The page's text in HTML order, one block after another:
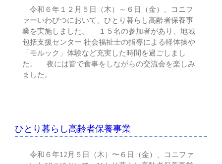
令和６年１２月５日（木）～６日（金）、コニフ
ァーいわびつにおいて、ひとり暮らし高齢者保養事
業を実施しました。 １５名の参加者があり、地域
包括支援センター 社会福祉士の指導による軽体操や
「モルック」体験など充実した時間を過ごしまし
た。 夜には皆で食事をしながらの交流会を楽しみ
ました。
ひとり暮らし高齢者保養事業
令和６年12月５日（木）〜６日（金）、コニファ